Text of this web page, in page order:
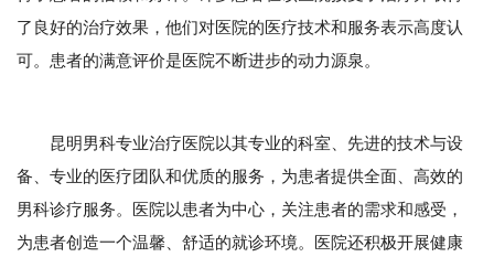
了良好的治疗效果，他们对医院的医疗技术和服务表示高度认
可。患者的满意评价是医院不断进步的动力源泉。
昆明男科专业治疗医院以其专业的科室、先进的技术与设
备、专业的医疗团队和优质的服务，为患者提供全面、高效的
男科诊疗服务。医院以患者为中心，关注患者的需求和感受，
为患者创造一个温馨、舒适的就诊环境。医院还积极开展健康